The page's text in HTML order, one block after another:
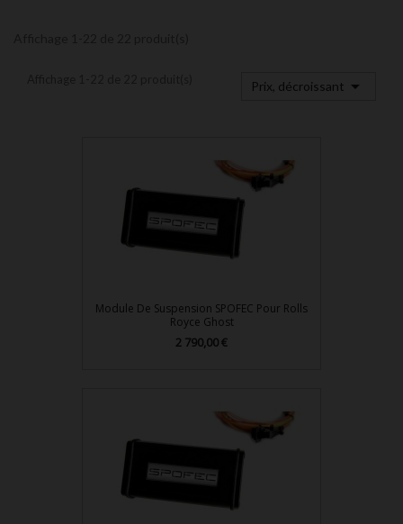
Prix, décroissant 
Module De Suspension SPOFEC Pour Rolls
Royce Ghost
Prix
2 790,00 €